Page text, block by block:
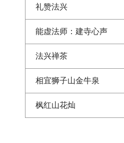
礼赞法兴
能虚法师：建寺心声
法兴禅茶
相宜狮子山金牛泉
枫红山花灿